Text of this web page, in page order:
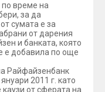
по време на
за да
сумата е за
от дарения
и банката, която
е добавила по още
Райфайзенбанк
2011 г. като
от сферата на